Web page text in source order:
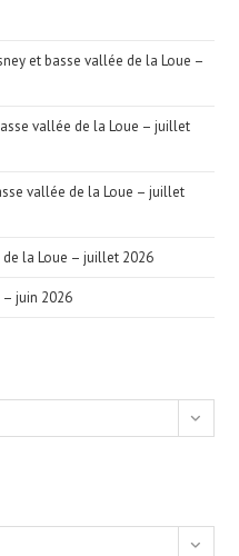
et basse vallée de la Loue –
vallée de la Loue – juillet
vallée de la Loue – juillet
la Loue – juillet 2026
– juin 2026